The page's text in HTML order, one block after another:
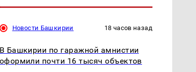
Новости Башкирии 18 часов назад
В Башкирии по гаражной амнистии
оформили почти 16 тысяч объектов